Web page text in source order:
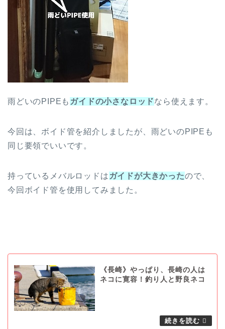
雨どいのPIPEも ガイドの小さなロッドなら使えます。
今回は、ボイド管を紹介しましたが、雨どいのPIPEも
同じ要領でいいです。
持っているメバルロッドは ガイドが大きかったので、
今回ボイド管を使用してみました。
《長崎》やっぱり、長崎の人は
ネコに寛容！釣り人と野良ネコ